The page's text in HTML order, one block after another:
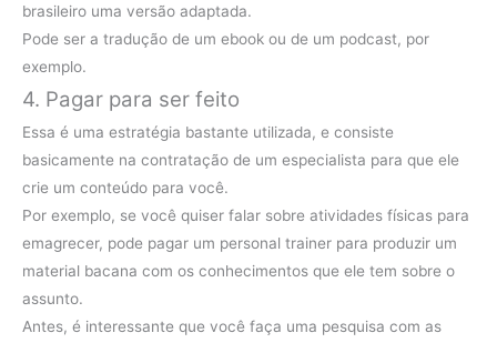
brasileiro uma versão adaptada.
Pode ser a tradução de um ebook ou de um podcast, por
exemplo.
4. Pagar para ser feito
Essa é uma estratégia bastante utilizada, e consiste
basicamente na contratação de um especialista para que ele
crie um conteúdo para você.
Por exemplo, se você quiser falar sobre atividades físicas para
emagrecer, pode pagar um personal trainer para produzir um
material bacana com os conhecimentos que ele tem sobre o
assunto.
Antes, é interessante que você faça uma pesquisa com as